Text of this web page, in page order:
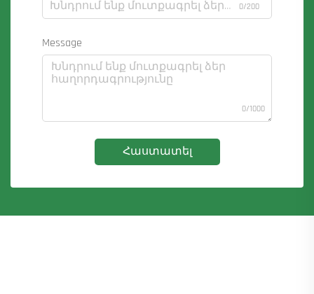
0/200
Message
0/1000
Հաստատել